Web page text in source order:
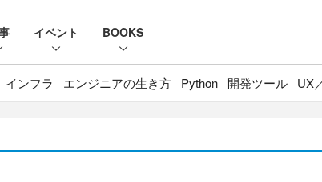
イベント BOOKS
インフラ エンジニアの生き方 Python 開発ツール UX